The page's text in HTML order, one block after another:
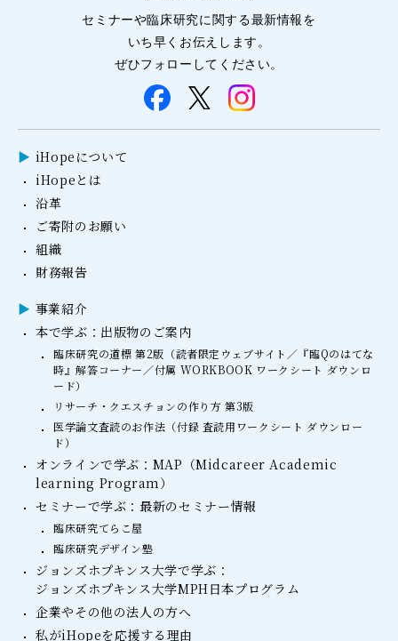
セミナーや臨床研究に関する最新情報を
いち早くお伝えします。
ぜひフォローしてください。
iHopeについて
iHopeとは
沿革
ご寄附のお願い
組織
財務報告
事業紹介
本で学ぶ：出版物のご案内
臨床研究の道標 第2版（読者限定ウェブサイト／『臨Qのはてな
時』解答コーナー／付属 WORKBOOK ワークシート ダウンロ
ード）
リサーチ・クエスチョンの作り方 第3版
医学論文査読のお作法（付録 査読用ワークシート ダウンロー
ド）
オンラインで学ぶ：MAP（Midcareer Academic
learning Program）
セミナーで学ぶ：最新のセミナー情報
臨床研究てらこ屋
臨床研究デザイン塾
ジョンズホプキンス大学で学ぶ：
ジョンズホプキンス大学MPH日本プログラム
企業やその他の法人の方へ
私がiHopeを応援する理由